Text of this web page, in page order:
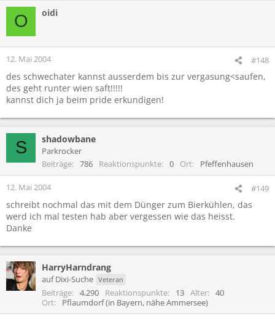
O oidi
12. Mai 2004 #148
des schwechater kannst ausserdem bis zur vergasung<saufen,
des geht runter wien saft!!!!!
kannst dich ja beim pride erkundigen!
S shadowbane
Parkrocker
Beiträge
786 Reaktionspunkte 0 Ort Pfeffenhausen
12. Mai 2004 #149
schreibt nochmal das mit dem Dünger zum Bierkühlen, das
werd ich mal testen hab aber vergessen wie das heisst.
Danke
HarryHarndrang
auf Dixi-Suche Veteran
Beiträge 4.290 Reaktionspunkte 13 Alter
40
Ort
Pflaumdorf (in Bayern, nähe Ammersee)